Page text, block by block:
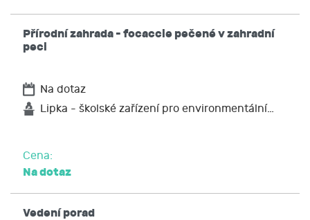
Přírodní zahrada - focaccie pečené v zahradní
peci
Na dotaz
Lipka - školské zařízení pro environmentální…
Cena:
Na dotaz
Vedení porad